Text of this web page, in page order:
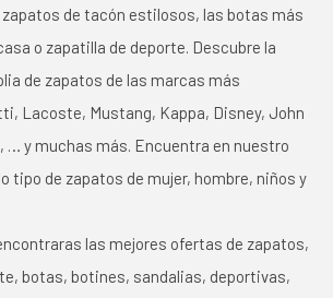
de tacón estilosos, las botas más
o zapatilla de deporte. Descubre la
de zapatos de las marcas más
Lacoste, Mustang, Kappa, Disney, John
… y muchas más. Encuentra en nuestro
tipo de zapatos de mujer, hombre, niños y
las mejores ofertas de zapatos,
botas, botines, sandalias, deportivas,